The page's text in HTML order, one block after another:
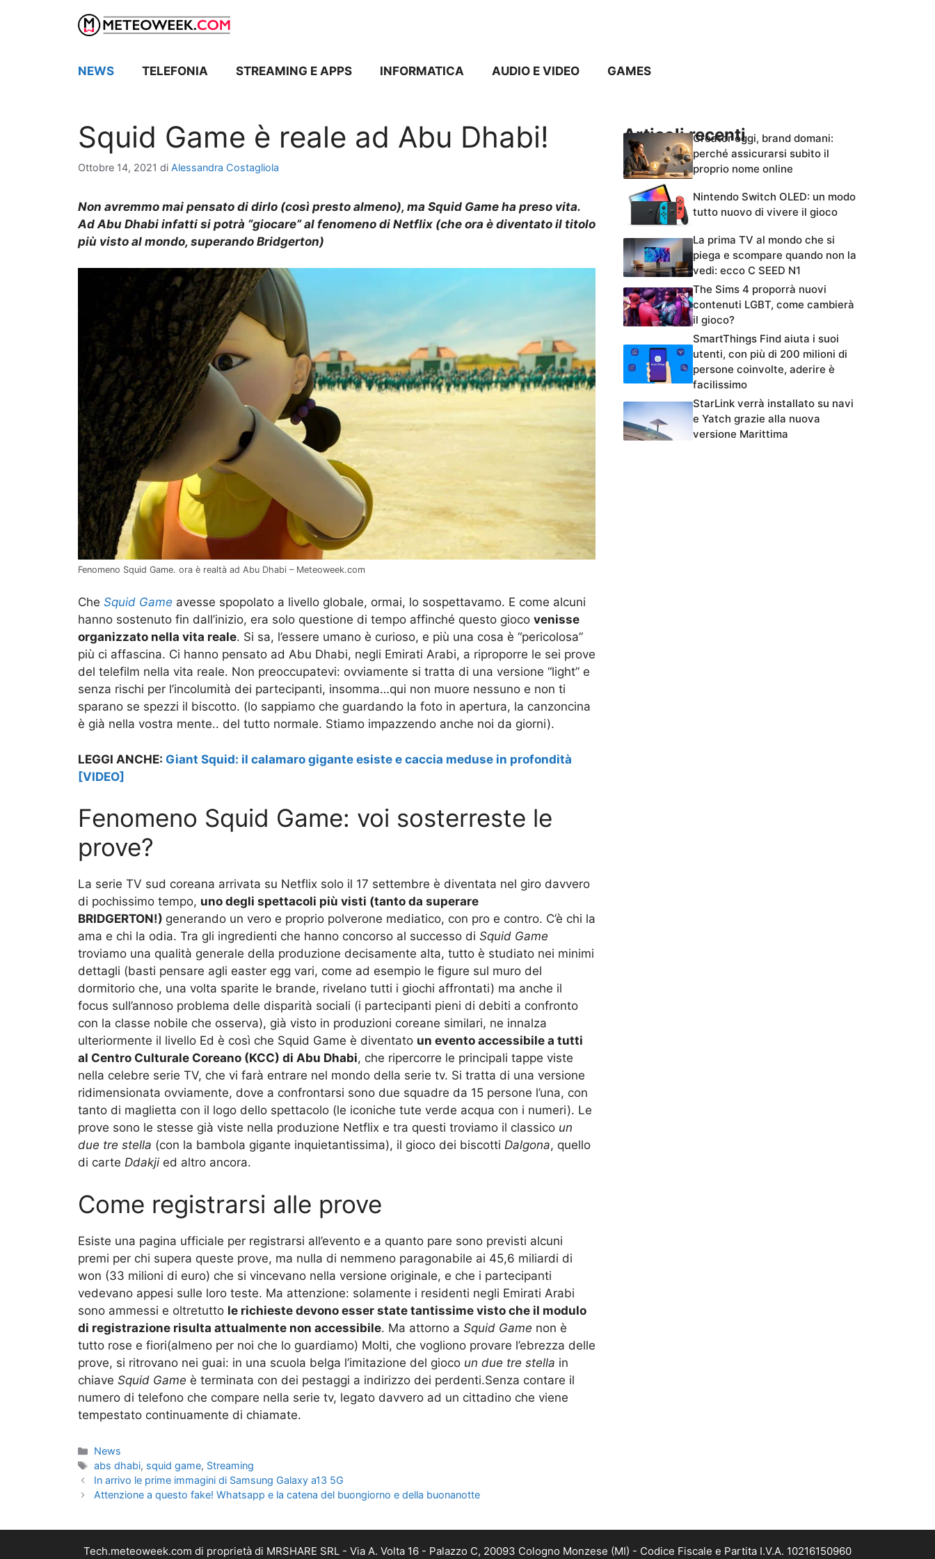
NEWS TELEFONIA STREAMING E APPS INFORMATICA AUDIO E VIDEO GAMES
Squid Game è reale ad Abu Dhabi!
Ottobre 14, 2021 di Alessandra Costagliola
Non avremmo mai pensato di dirlo (così presto almeno), ma Squid Game ha preso vita.
Ad Abu Dhabi infatti si potrà “giocare” al fenomeno di Netflix (che ora è diventato il titolo
più visto al mondo, superando Bridgerton)
Fenomeno Squid Game. ora è realtà ad Abu Dhabi – Meteoweek.com
Che Squid Game avesse spopolato a livello globale, ormai, lo sospettavamo. E come alcuni
hanno sostenuto fin dall’inizio, era solo questione di tempo affinché questo gioco venisse
organizzato nella vita reale. Si sa, l’essere umano è curioso, e più una cosa è “pericolosa”
più ci affascina. Ci hanno pensato ad Abu Dhabi, negli Emirati Arabi, a riproporre le sei prove
del telefilm nella vita reale. Non preoccupatevi: ovviamente si tratta di una versione “light” e
senza rischi per l’incolumità dei partecipanti, insomma…qui non muore nessuno e non ti
sparano se spezzi il biscotto. (lo sappiamo che guardando la foto in apertura, la canzoncina
è già nella vostra mente.. del tutto normale. Stiamo impazzendo anche noi da giorni).
LEGGI ANCHE: Giant Squid: il calamaro gigante esiste e caccia meduse in profondità
[VIDEO]
Fenomeno Squid Game: voi sosterreste le
prove?
La serie TV sud coreana arrivata su Netflix solo il 17 settembre è diventata nel giro davvero
di pochissimo tempo, uno degli spettacoli più visti (tanto da superare
BRIDGERTON!) generando un vero e proprio polverone mediatico, con pro e contro. C’è chi la
ama e chi la odia. Tra gli ingredienti che hanno concorso al successo di Squid Game
troviamo una qualità generale della produzione decisamente alta, tutto è studiato nei minimi
dettagli (basti pensare agli easter egg vari, come ad esempio le figure sul muro del
dormitorio che, una volta sparite le brande, rivelano tutti i giochi affrontati) ma anche il
focus sull’annoso problema delle disparità sociali (i partecipanti pieni di debiti a confronto
con la classe nobile che osserva), già visto in produzioni coreane similari, ne innalza
ulteriormente il livello Ed è così che Squid Game è diventato un evento accessibile a tutti
al Centro Culturale Coreano (KCC) di Abu Dhabi, che ripercorre le principali tappe viste
nella celebre serie TV, che vi farà entrare nel mondo della serie tv. Si tratta di una versione
ridimensionata ovviamente, dove a confrontarsi sono due squadre da 15 persone l’una, con
tanto di maglietta con il logo dello spettacolo (le iconiche tute verde acqua con i numeri). Le
prove sono le stesse già viste nella produzione Netflix e tra questi troviamo il classico un
due tre stella (con la bambola gigante inquietantissima), il gioco dei biscotti Dalgona, quello
di carte Ddakji ed altro ancora.
Come registrarsi alle prove
Esiste una pagina ufficiale per registrarsi all’evento e a quanto pare sono previsti alcuni
premi per chi supera queste prove, ma nulla di nemmeno paragonabile ai 45,6 miliardi di
won (33 milioni di euro) che si vincevano nella versione originale, e che i partecipanti
vedevano appesi sulle loro teste. Ma attenzione: solamente i residenti negli Emirati Arabi
sono ammessi e oltretutto le richieste devono esser state tantissime visto che il modulo
di registrazione risulta attualmente non accessibile. Ma attorno a Squid Game non è
tutto rose e fiori(almeno per noi che lo guardiamo) Molti, che vogliono provare l’ebrezza delle
prove, si ritrovano nei guai: in una scuola belga l’imitazione del gioco un due tre stella in
chiave Squid Game è terminata con dei pestaggi a indirizzo dei perdenti.Senza contare il
numero di telefono che compare nella serie tv, legato davvero ad un cittadino che viene
tempestato continuamente di chiamate.
Categorie
News
Tag
abs dhabi, squid game, Streaming
In arrivo le prime immagini di Samsung Galaxy a13 5G
Attenzione a questo fake! Whatsapp e la catena del buongiorno e della buonanotte
Articoli recentiCreator oggi, brand domani:
perché assicurarsi subito il
proprio nome online
Nintendo Switch OLED: un modo
tutto nuovo di vivere il gioco
La prima TV al mondo che si
piega e scompare quando non la
vedi: ecco C SEED N1
The Sims 4 proporrà nuovi
contenuti LGBT, come cambierà
il gioco?
SmartThings Find aiuta i suoi
utenti, con più di 200 milioni di
persone coinvolte, aderire è
facilissimo
StarLink verrà installato su navi
e Yatch grazie alla nuova
versione Marittima
Tech.meteoweek.com di proprietà di MRSHARE SRL - Via A. Volta 16 - Palazzo C, 20093 Cologno Monzese (MI) - Codice Fiscale e Partita I.V.A. 10216150960